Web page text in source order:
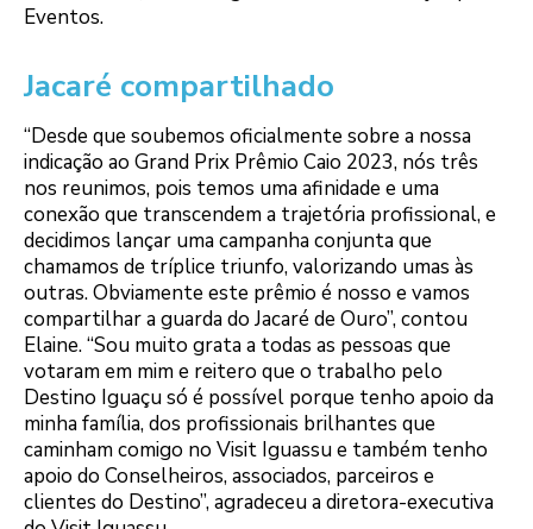
Eventos.
Jacaré compartilhado
“Desde que soubemos oficialmente sobre a nossa
indicação ao Grand Prix Prêmio Caio 2023, nós três
nos reunimos, pois temos uma afinidade e uma
conexão que transcendem a trajetória profissional, e
decidimos lançar uma campanha conjunta que
chamamos de tríplice triunfo, valorizando umas às
outras. Obviamente este prêmio é nosso e vamos
compartilhar a guarda do Jacaré de Ouro”, contou
Elaine. “Sou muito grata a todas as pessoas que
votaram em mim e reitero que o trabalho pelo
Destino Iguaçu só é possível porque tenho apoio da
minha família, dos profissionais brilhantes que
caminham comigo no Visit Iguassu e também tenho
apoio do Conselheiros, associados, parceiros e
clientes do Destino”, agradeceu a diretora-executiva